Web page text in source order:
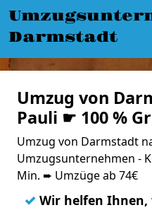
Darmstadt
Umzug von
Pauli ☛ 100 %
Umzug von Darmstadt
Umzugsunternehmen -
Min. ➨ Umzüge ab 74€
✓ Wir helfen